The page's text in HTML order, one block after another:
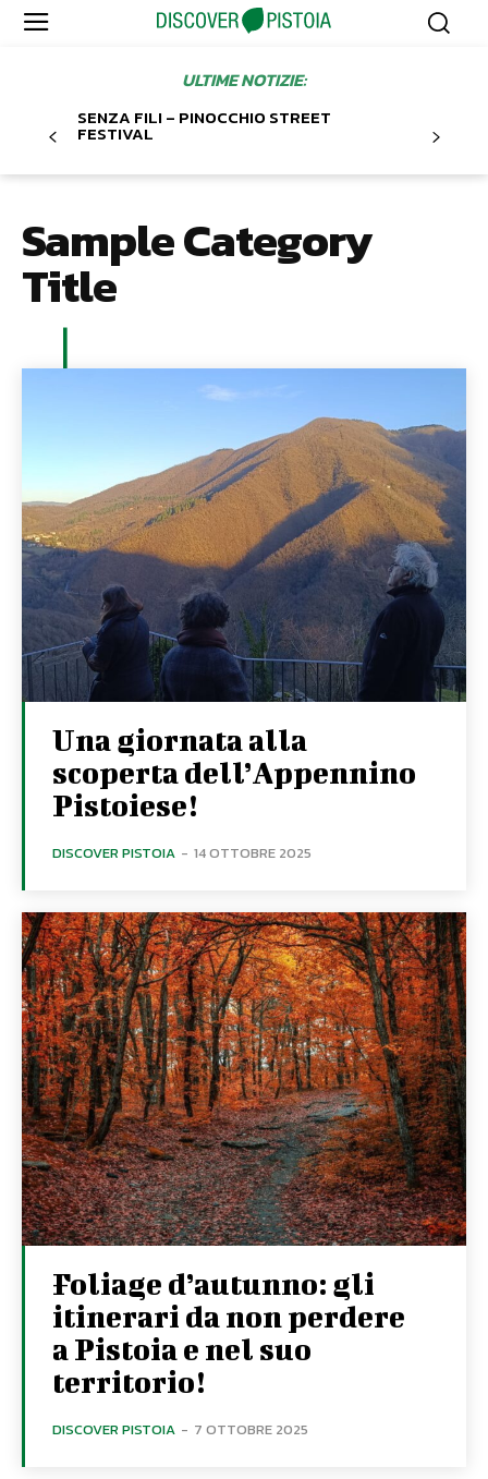
ULTIME NOTIZIE:
SENZA FILI – PINOCCHIO STREET
FESTIVAL
Sample Category
Title
Una giornata alla
scoperta dell’Appennino
Pistoiese!
DISCOVER PISTOIA - 14 OTTOBRE 2025
Foliage d’autunno: gli
itinerari da non perdere
a Pistoia e nel suo
territorio!
DISCOVER PISTOIA - 7 OTTOBRE 2025